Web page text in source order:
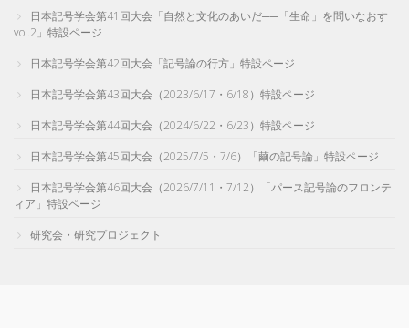
日本記号学会第41回大会「自然と文化のあいだ──「生命」を問いなおす
vol.2」特設ページ
日本記号学会第42回大会「記号論の行方」特設ページ
日本記号学会第43回大会（2023/6/17・6/18）特設ページ
日本記号学会第44回大会（2024/6/22・6/23）特設ページ
日本記号学会第45回大会（2025/7/5・7/6）「繭の記号論」特設ページ
日本記号学会第46回大会（2026/7/11・7/12）「パース記号論のフロンテ
ィア」特設ページ
研究会・研究プロジェクト